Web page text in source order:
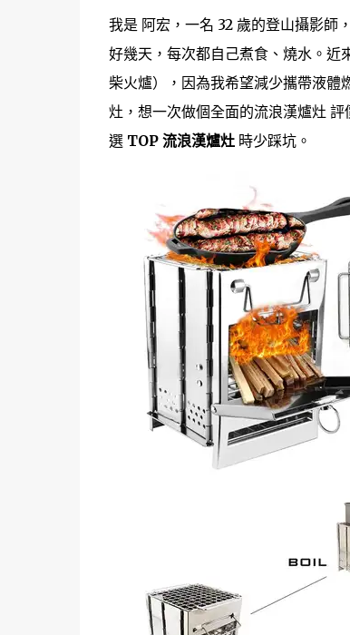
我是 阿宏，一名 32 歲的登山攝影師
好幾天，每次都自己煮食、燒水。近
柴火爐），因為我希望減少攜帶液
灶，想一次做個全面的流浪漢爐灶
選 TOP 流浪漢爐灶時少踩坑。